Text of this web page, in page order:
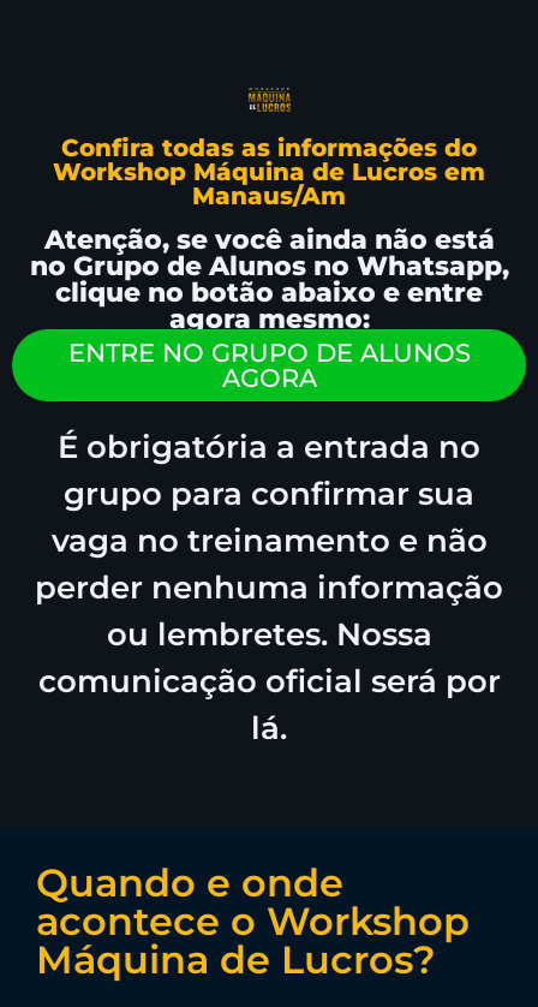
Confira todas as informações do
Workshop Máquina de Lucros em
Manaus/Am
Atenção, se você ainda não está
no Grupo de Alunos no Whatsapp,
clique no botão abaixo e entre
agora mesmo:
ENTRE NO GRUPO DE ALUNOS
AGORA
É obrigatória a entrada no
grupo para confirmar sua
vaga no treinamento e não
perder nenhuma informação
ou lembretes. Nossa
comunicação oficial será por
lá.
Quando e onde
acontece o Workshop
Máquina de Lucros?